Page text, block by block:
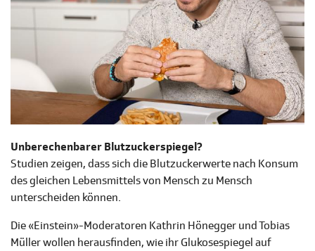
Unberechenbarer Blutzuckerspiegel?
Studien zeigen, dass sich die Blutzuckerwerte nach Konsum
des gleichen Lebensmittels von Mensch zu Mensch
unterscheiden können.
Die «Einstein»-Moderatoren Kathrin Hönegger und Tobias
Müller wollen herausfinden, wie ihr Glukosespiegel auf